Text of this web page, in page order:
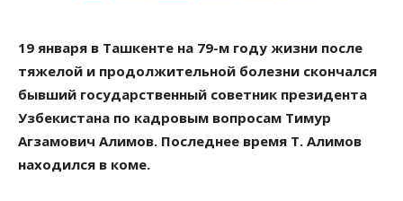
19 января в Ташкенте на 79-м году жизни после
тяжелой и продолжительной болезни скончался
бывший государственный советник президента
Узбекистана по кадровым вопросам Тимур
Агзамович Алимов. Последнее время Т. Алимов
находился в коме.